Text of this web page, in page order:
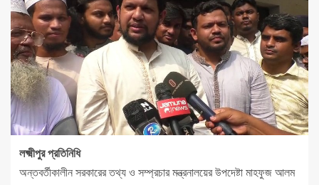
লক্ষ্মীপুর প্রতিনিধি
অন্তবর্তীকালীন সরকারের তথ্য ও সম্প্রচার মন্ত্রনালয়ের উপদেষ্টা মাহফুজ আলম